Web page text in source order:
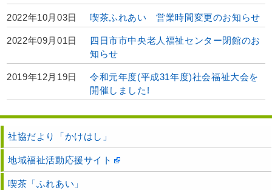
2022年10月03日 喫茶ふれあい 営業時間変更のお知らせ
2022年09月01日
四日市市中央老人福祉センター閉館のお
知らせ
2019年12月19日
令和元年度(平成31年度)社会福祉大会を
開催しました!
社協だより「かけはし」
地域福祉活動応援サイト
喫茶「ふれあい」